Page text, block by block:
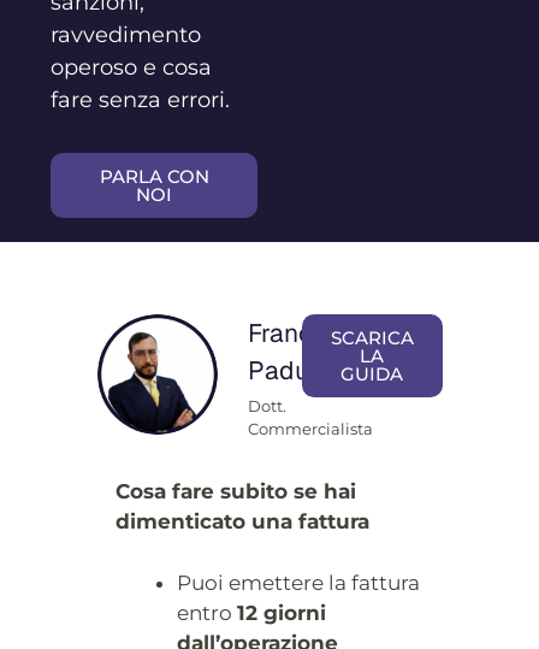
ravvedimento
operoso e cosa
fare senza errori.
PARLA CON
NOI
Franceso
Padulà
Dott.
Commercialista
SCARICA
LA
GUIDA
Cosa fare subito se hai
dimenticato una fattura
Puoi emettere la fattura
entro 12 giorni
dall’operazione